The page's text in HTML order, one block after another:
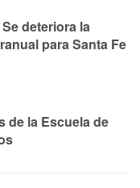
deteriora la
para Santa Fe
de la Escuela de